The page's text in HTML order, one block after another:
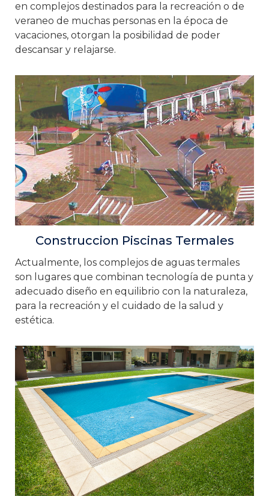
en complejos destinados para la recreación o de
veraneo de muchas personas en la época de
vacaciones, otorgan la posibilidad de poder
descansar y relajarse.
Construccion Piscinas Termales
Actualmente, los complejos de aguas termales
son lugares que combinan tecnología de punta y
adecuado diseño en equilibrio con la naturaleza,
para la recreación y el cuidado de la salud y
estética.